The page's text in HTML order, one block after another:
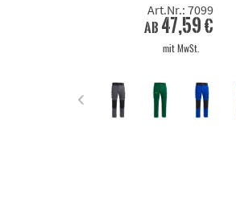
Art.Nr.: 7099
ab 47,59 €
mit MwSt.